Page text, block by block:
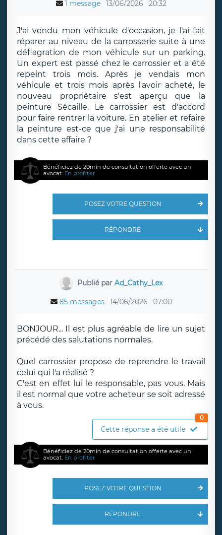
1 message 13/06/2026 20:32
J'ai vendu mon véhicule d'occasion, je l'ai fait
réparer au niveau de la carrosserie suite à une
déflagration de mon véhicule sur un parking.
Un expert est passé chez le carrossier et a été
repeint trois mois. Après je vendais mon
véhicule et trois mois après l'avoir acheté, le
nouveau propriétaire s'est aperçu que la
peinture Sécaille. Le carrossier est d'accord
pour faire rentrer la voiture. En atelier et refaire
la peinture est-ce que j'ai une responsabilité
dans cette affaire ?
Bénéficiez de 20min de consultation offerte avec un
avocat. En profiter
POSEZ VOTRE QUESTION
RÉPONDRE
Publié par Ad_Cathy_Lex
85 messages 14/06/2026 07:00
BONJOUR... Il est plus agréable de lire un sujet
précédé des salutations normales.
Quel carrossier propose de reprendre le travail
celui qui l'a réalisé ?
C'est en effet lui le responsable, pas vous. Mais
il est normal que votre acheteur se soit adressé
à vous.
Cette réponse a été utile
0
Bénéficiez de 20min de consultation offerte avec un
avocat. En profiter
POSEZ VOTRE QUESTION
RÉPONDRE